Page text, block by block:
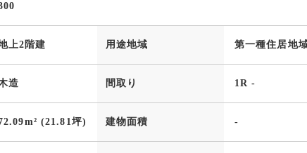
上2階建 用途地域 第一種住居地
造 間取り 1R -
(21.81坪) 建物面積 -